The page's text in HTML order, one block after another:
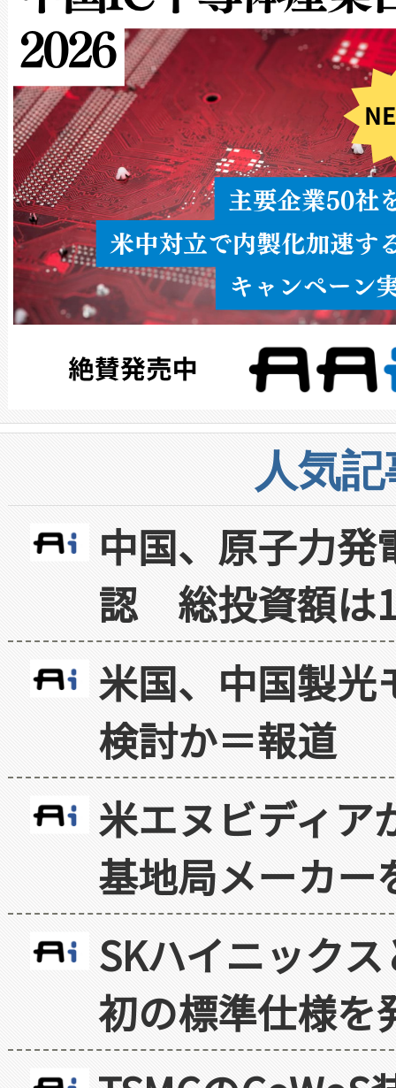
人気
中国、原子力
認 総投資額は
米国、中国製光
検討か＝報道
米エヌビディア
基地局メーカー
SKハイニック
初の標準仕様を